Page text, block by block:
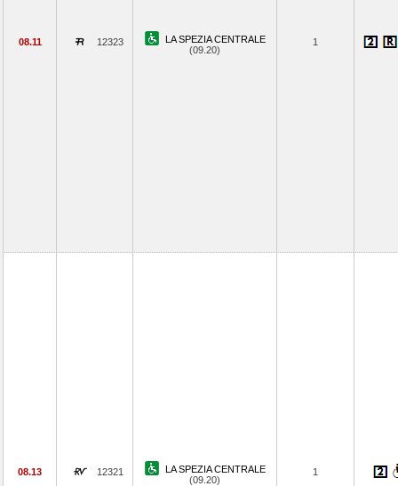
08.11 12323
LA SPEZIA CENTRALE
(09.20)
1
08.13 12321
LA SPEZIA CENTRALE
(09.20)
1